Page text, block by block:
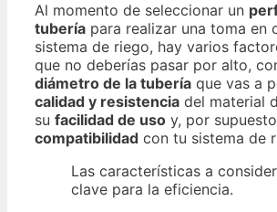
Al momento de seleccionar un
tubería para realizar una toma en
sistema de riego, hay varios
que no deberías pasar por alto,
diámetro de la tubería que vas a
calidad y resistencia del material
su facilidad de uso y, por
compatibilidad con tu sistema de
Las características a
clave para la eficiencia.